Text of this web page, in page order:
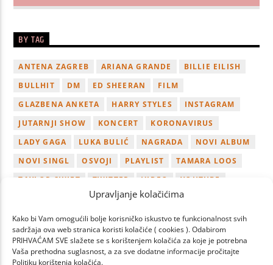
Upravljanje kolačićima
Kako bi Vam omogućili bolje korisničko iskustvo te funkcionalnost svih
sadržaja ova web stranica koristi kolačiće ( cookies ). Odabirom
PRIHVAĆAM SVE slažete se s korištenjem kolačića za koje je potrebna
Vaša prethodna suglasnost, a za sve dodatne informacije pročitajte
Politiku korištenja kolačića.
BY TAG
ANTENA ZAGREB ARIANA GRANDE
BILLIE EILISH
BULLHIT
DM ED SHEERAN
FILM
GLAZBENA ANKETA
HARRY STYLES
INSTAGRAM
JUTARNJI SHOW
KONCERT
KORONAVIRUS
LADY GAGA
LUKA BULIĆ NAGRADA
NOVI ALBUM
NOVI SINGL
OSVOJI PLAYLIST
TAMARA LOOS
TAYLOR SWIFT
TWITTER VIDEO
YOUTUBE